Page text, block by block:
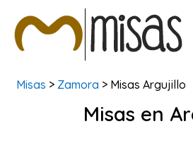
BUSCAR MISAS
Misas > Zamora > Misas Argujillo
Misas en